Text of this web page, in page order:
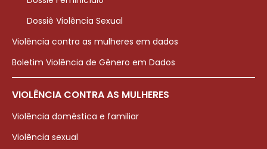
Dossiê Violência Sexual
Violência contra as mulheres em dados
Boletim Violência de Gênero em Dados
VIOLÊNCIA CONTRA AS MULHERES
Violência doméstica e familiar
Violência sexual